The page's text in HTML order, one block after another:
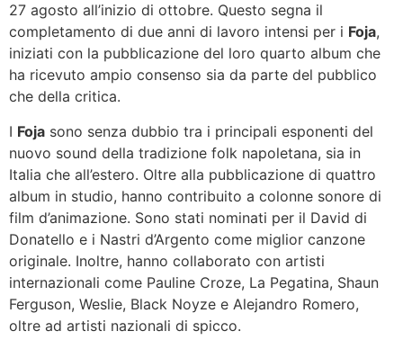
27 agosto all’inizio di ottobre. Questo segna il
completamento di due anni di lavoro intensi per i Foja,
iniziati con la pubblicazione del loro quarto album che
ha ricevuto ampio consenso sia da parte del pubblico
che della critica.
I Foja sono senza dubbio tra i principali esponenti del
nuovo sound della tradizione folk napoletana, sia in
Italia che all’estero. Oltre alla pubblicazione di quattro
album in studio, hanno contribuito a colonne sonore di
film d’animazione. Sono stati nominati per il David di
Donatello e i Nastri d’Argento come miglior canzone
originale. Inoltre, hanno collaborato con artisti
internazionali come Pauline Croze, La Pegatina, Shaun
Ferguson, Weslie, Black Noyze e Alejandro Romero,
oltre ad artisti nazionali di spicco.